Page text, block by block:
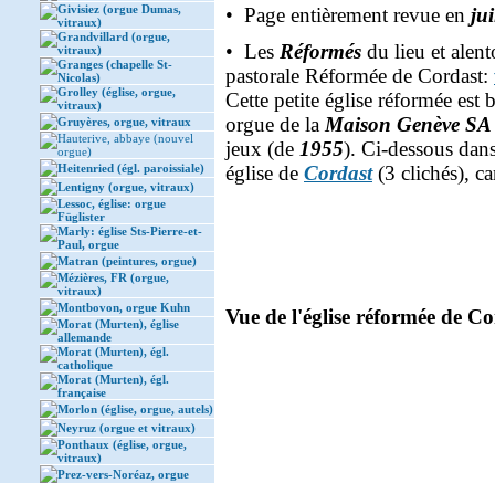
Givisiez (orgue Dumas,
vitraux)
Grandvillard (orgue,
vitraux)
Granges (chapelle St-
Nicolas)
Grolley (église, orgue,
vitraux)
Gruyères, orgue, vitraux
Hauterive, abbaye (nouvel
orgue)
Heitenried (égl. paroissiale)
Lentigny (orgue, vitraux)
Lessoc, église: orgue
Füglister
Marly: église Sts-Pierre-et-
Paul, orgue
Matran (peintures, orgue)
Mézières, FR (orgue,
vitraux)
Montbovon, orgue Kuhn
Morat (Murten), église
allemande
Morat (Murten), égl.
catholique
Morat (Murten), égl.
française
Morlon (église, orgue, autels)
Neyruz (orgue et vitraux)
Ponthaux (église, orgue,
vitraux)
Prez-vers-Noréaz, orgue
• Page entièrement revue en
• Les Réformés du lieu et
pastorale Réformée de Cordast:
Cette petite église réformée
orgue de la Maison Genève SA
jeux (de 1955). Ci-dessous
église de Cordast(3 clichés),
Vue de l'église réformée de